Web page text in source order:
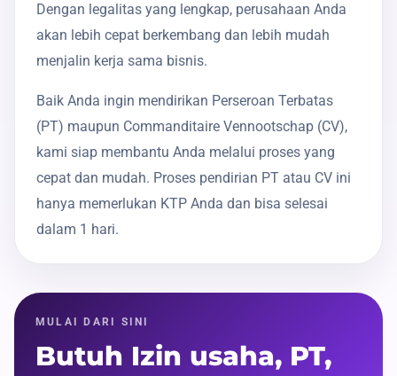
Dengan legalitas yang lengkap, perusahaan Anda
akan lebih cepat berkembang dan lebih mudah
menjalin kerja sama bisnis.
Baik Anda ingin mendirikan Perseroan Terbatas
(PT) maupun Commanditaire Vennootschap (CV),
kami siap membantu Anda melalui proses yang
cepat dan mudah. Proses pendirian PT atau CV ini
hanya memerlukan KTP Anda dan bisa selesai
dalam 1 hari.
MULAI DARI SINI
Butuh Izin usaha, PT,